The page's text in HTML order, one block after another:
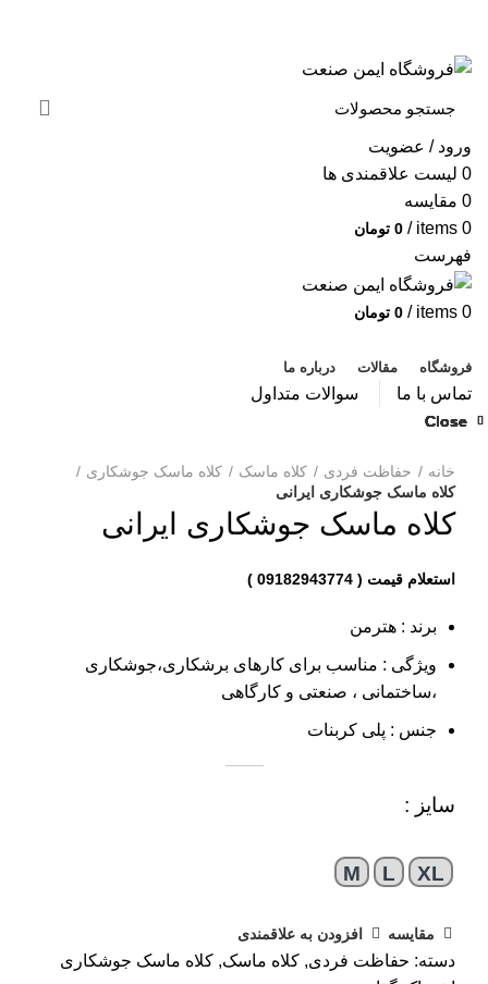
ورود / عضویت
0 لیست علاقمندی ها
0 مقایسه
0
items
/
0 تومان
فهرست
0
items
/
0 تومان
فروشگاه مقالات درباره ما
تماس با ما سوالات متداول
خانه حفاظت فردی کلاه ماسک
کلاه ماسک جوشکاری
کلاه ماسک جوشکاری ایرانی
کلاه ماسک جوشکاری ایرانی
برند : هترمن
ویژگی : مناسب برای کارهای برشکاری،جوشکاری
،ساختمانی ، صنعتی و کارگاهی
جنس : پلی کربنات
سایز :
M L XL
مقایسه افزودن به علاقمندی
دسته: حفاظت فردی, کلاه ماسک, کلاه ماسک جوشکاری
Close
Close
Close
Close
Close
Close
Close
Close